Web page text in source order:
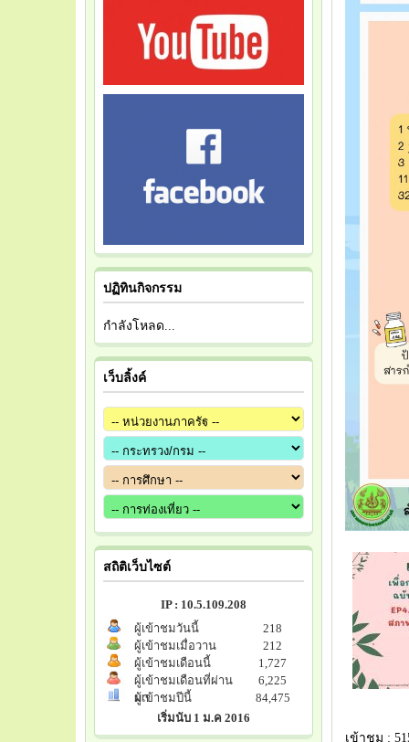
ปฏิทินกิจกรรม
กำลังโหลด...
เว็บลิ้งค์
สถิติเว็บไซต์
IP : 10.5.109.208
ผู้เข้าชมวันนี้
218
ผู้เข้าชมเมื่อวาน
212
ผู้เข้าชมเดือนนี้
1,727
ผู้เข้าชมเดือนที่ผ่าน
มา
6,225
ผู้เข้าชมปีนี้
84,475
เริ่มนับ 1 ม.ค 2016
เข้าชม :